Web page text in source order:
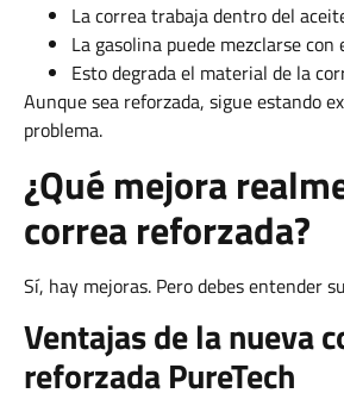
La correa trabaja dentro del
La gasolina puede mezclarse con
Esto degrada el material de la
Aunque sea reforzada, sigue estando
problema.
¿Qué mejora
correa reforzada?
Sí, hay mejoras. Pero debes entender
Ventajas de la nueva
reforzada PureTech